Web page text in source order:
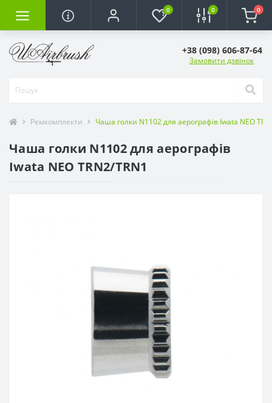
0 0 0
+38 (098) 606-87-64
Замовити дзвінок
Ремкомплекти Чаша голки N1102 для аерографів Iwata NEO
Чаша голки N1102 для аерографів
Iwata NEO TRN2/TRN1